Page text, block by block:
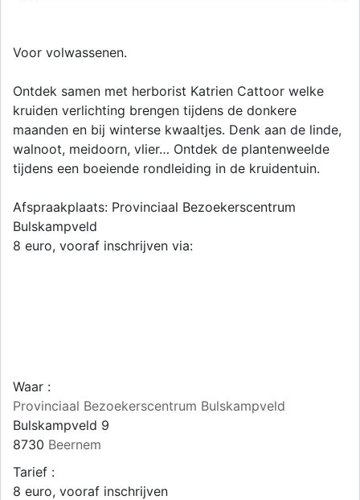
Voor volwassenen.
Ontdek samen met herborist Katrien Cattoor welke
kruiden verlichting brengen tijdens de donkere
maanden en bij winterse kwaaltjes. Denk aan de linde,
walnoot, meidoorn, vlier… Ontdek de plantenweelde
tijdens een boeiende rondleiding in de kruidentuin.
Afspraakplaats: Provinciaal Bezoekerscentrum
Bulskampveld
8 euro, vooraf inschrijven via:
Waar :
Provinciaal Bezoekerscentrum Bulskampveld
Bulskampveld 9
8730 Beernem
Tarief :
8 euro, vooraf inschrijven